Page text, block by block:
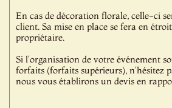
En cas de décoration florale, celle-ci
client. Sa mise en place se fera en
propriétaire.
Si l'organisation de votre événement
forfaits (forfaits supérieurs), n'hésitez
nous vous établirons un devis en